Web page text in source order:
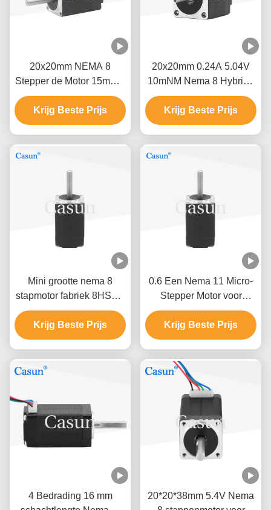
20x20mm NEMA 8
Stepper de Motor 15mNm
0.6A van Motorcasun In
twee fasen
Krijg Beste Prijs
20x20mm 0.24A 5.04V
10mNM Nema 8 Hybride
Stepper Motor voor 3D
Zilver van DIY
Krijg Beste Prijs
Mini grootte nema 8
stapmotor fabriek 8HS13-
0604S aanpassing
Krijg Beste Prijs
0.6 Een Nema 11 Micro-
Stepper Motor voor
Robots met ROHS-
certificering
Krijg Beste Prijs
4 Bedrading 16 mm
20*20*38mm 5.4V Nema